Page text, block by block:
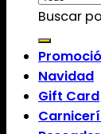
Buscar
Navidad
Gift Card